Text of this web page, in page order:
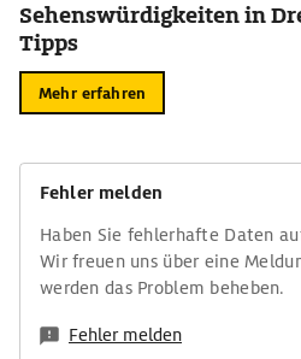
Sehenswürdigkeiten in
Tipps
Mehr erfahren
Fehler melden
Haben Sie fehlerhafte Daten
Wir freuen uns über eine
werden das Problem beheben.
Fehler melden